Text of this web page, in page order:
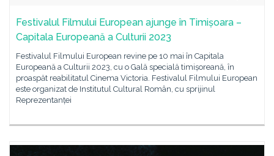
Festivalul Filmului European ajunge în Timișoara –
Capitala Europeană a Culturii 2023
Festivalul Filmului European revine pe 10 mai în Capitala
Europeană a Culturii 2023, cu o Gală specială timișoreană, în
proaspăt reabilitatul Cinema Victoria. Festivalul Filmului European
este organizat de Institutul Cultural Român, cu sprijinul
Reprezentanței